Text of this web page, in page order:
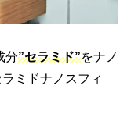
分”セラミド”をナノ
ミドナノスフィ